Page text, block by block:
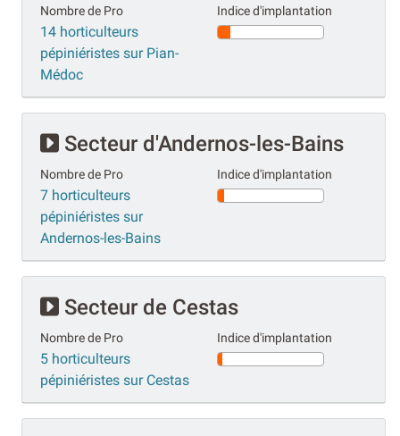
Nombre de Pro
14 horticulteurs
pépiniéristes sur Pian-
Médoc
Indice d'implantation
Secteur d'Andernos-les-Bains
Nombre de Pro
7 horticulteurs
pépiniéristes sur
Andernos-les-Bains
Indice d'implantation
Secteur de Cestas
Nombre de Pro
5 horticulteurs
pépiniéristes sur Cestas
Indice d'implantation